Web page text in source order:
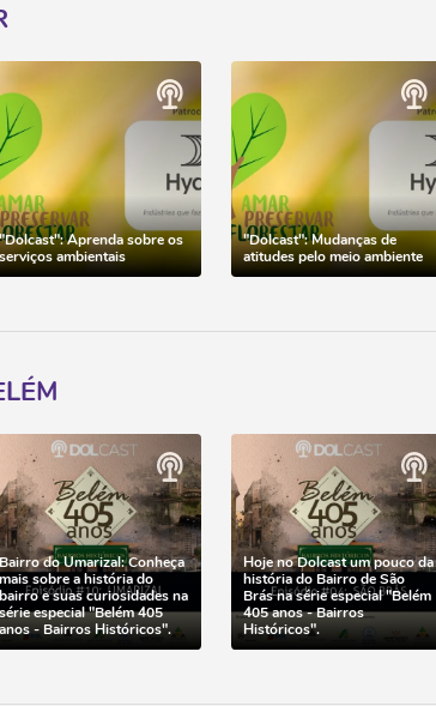
"Dolcast": Aprenda sobre os
serviços ambientais
"Dolcast": Mudanças de
atitudes pelo meio ambiente
Bairro do Umarizal: Conheça
mais sobre a história do
bairro e suas curiosidades na
série especial "Belém 405
anos - Bairros Históricos".
Hoje no Dolcast um pouco da
história do Bairro de São
Brás na série especial "Belém
405 anos - Bairros
Históricos".